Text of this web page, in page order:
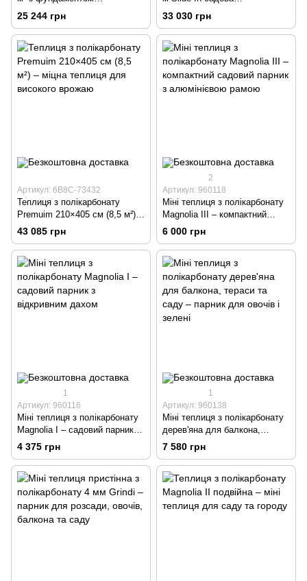
(250×190×195 см) – садова
теплиця 4,75 м²
25 244 грн
303×183×205 см срібна
33 030 грн
Артикул: 6B8C-73432
Теплиця з полікарбонату
Premuim 210×405 см (8,5 м²) –
міцна теплиця для високого
43 085 грн
2
Артикул: 960118
Міні теплиця з полікарбонату
Magnolia III – компактний
садовий парник з
алюмінієвою рамою
6 000 грн
1
Артикул: 960116
Міні теплиця з полікарбонату
Magnolia I – садовий парник з
відкривним дахом
4 375 грн
1
Артикул: 960138
Міні теплиця з полікарбонату
дерев'яна для балкона,
тераси та саду – парник для
овочів і зелені
7 580 грн